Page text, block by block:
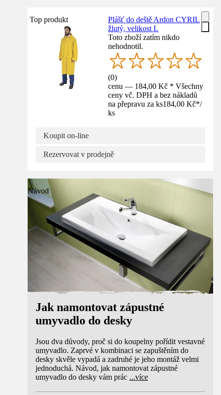
Top produkt
Plášť do deště Ardon CYRIL
žlutý, velikost L
Toto zboží zatím nikdo
nehodnotil.
(0)
cenu — 184,00 Kč * Všechny
ceny vč. DPH a bez nákladů
na přepravu za ks184,00 Kč*/
ks
Koupit on-line
Rezervovat v prodejně
Návod
Jak namontovat zápustné
umyvadlo do desky
Jsou dva důvody, proč si do koupelny pořídit vestavné
umyvadlo. Zaprvé v kombinaci se zapuštěním do
desky skvěle vypadá a zadruhé je jeho montáž velmi
jednoduchá. Návod, jak namontovat zápustné
umyvadlo do desky vám prác ...více